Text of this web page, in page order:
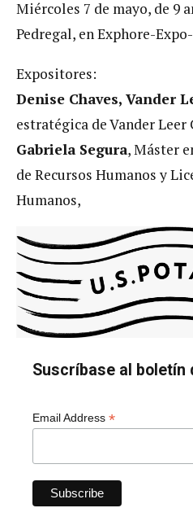
Miércoles 7 de mayo, de 9
Pedregal, en Exphore-
Expositores:
Denise Chaves, Vander
estratégica de Vander Leer
Gabriela Segura, Máster
de Recursos Humanos y
Humanos,
Suscríbase al boletín
Email Address *